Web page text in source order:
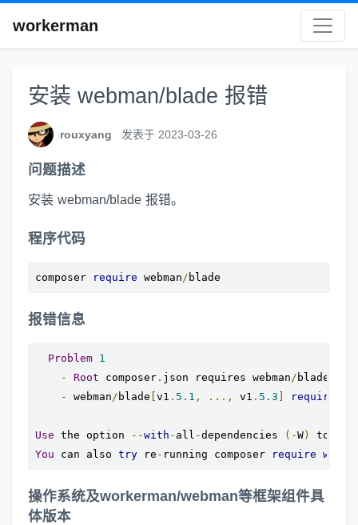
workerman
安装 webman/blade 报错
rouxyang 发表于 2023-03-26
问题描述
安装 webman/blade 报错。
程序代码
composer require webman / blade
报错信息
Problem 1
-
Root composer . json requires webman / blade
-
webman / blade v1 . 5.1 , ..., v1 . 5.3 require
Use the option --with - all -dependencies (-W )
to
You can also try re - running composer require with
操作系统及workerman/webman等框架组件具
体版本